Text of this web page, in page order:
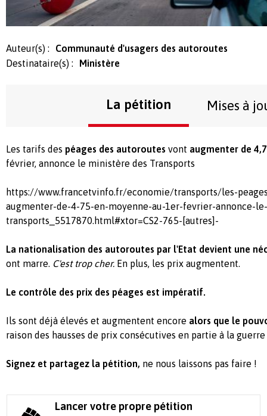
Auteur(s) :
Communauté d'usagers des autoroutes
Destinataire(s) :
Ministère
La pétition Mises à
Les tarifs des péages des autoroutes vont augmenter de
février, annonce le ministère des Transports
https://www.francetvinfo.fr/economie/transports/les-
augmenter-de-4-75-en-moyenne-au-1er-fevrier-annonce-
transports_5517870.html#xtor=CS2-765-[autres]-
La nationalisation des autoroutes par l'Etat devient une
ont marre. C'est trop cher. En plus, les prix augmentent.
Le contrôle des prix des péages est impératif.
Ils sont déjà élevés et augmentent encore alors que le
raison des hausses de prix consécutives en partie à la
Signez et partagez la pétition, ne nous laissons pas faire !
Lancer votre propre pétition